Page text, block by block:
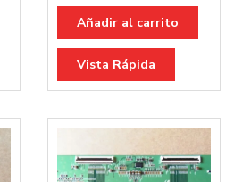
Añadir al carrito
Vista Rápida